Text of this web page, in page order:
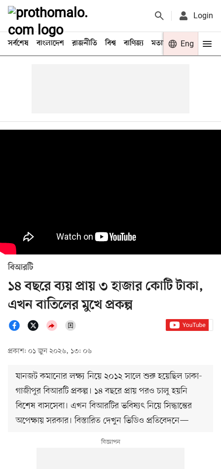
Login
সর্বশেষ বাংলাদেশ রাজনীতি বিশ্ব বাণিজ্য মতামত খেলা
Eng
বিআরটি
১৪ বছরে ব্যয় প্রায় ৩ হাজার কোটি টাকা,
এখন বাতিলের মুখে প্রকল্প
প্রকাশ: ০১ জুন ২০২৬, ১৩: ০৬
যানজট কমানোর লক্ষ্য নিয়ে ২০১২ সালে শুরু হয়েছিল ঢাকা-
গাজীপুর বিআরটি প্রকল্প। ১৪ বছরে প্রায় পরও চালু হয়নি
বিশেষ বাসসেবা। এখন বিআরটির ভবিষ্যৎ নিয়ে সিদ্ধান্তের
অপেক্ষায় সরকার। বিস্তারিত দেখুন ভিডিও প্রতিবেদনে—